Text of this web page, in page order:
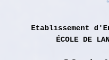
Etablissement
ÉCOLE DE